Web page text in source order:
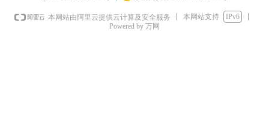
本网站由阿里云提供云计算及安全服务 本网站支持
IPv6
Powered by 万网